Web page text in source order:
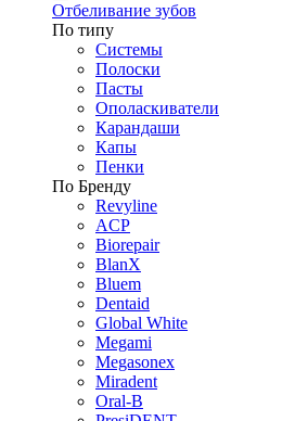
Отбеливание зубов
По типу
Системы
Полоски
Пасты
Ополаскиватели
Карандаши
Капы
Пенки
По Бренду
Revyline
ACP
Biorepair
BlanX
Bluem
Dentaid
Global White
Megami
Megasonex
Miradent
Oral-B